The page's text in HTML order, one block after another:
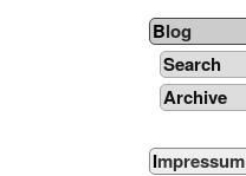
Blog
Search
Archive
Impressum